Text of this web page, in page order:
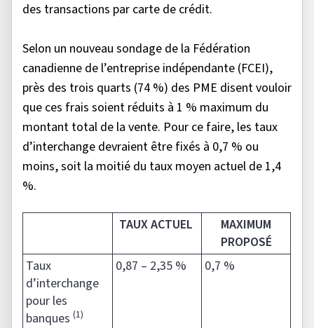
des transactions par carte de crédit.
Selon un nouveau sondage de la Fédération
canadienne de l’entreprise indépendante (FCEI),
près des trois quarts (74 %) des PME disent vouloir
que ces frais soient réduits à 1 % maximum du
montant total de la vente. Pour ce faire, les taux
d’interchange devraient être fixés à 0,7 % ou
moins, soit la moitié du taux moyen actuel de 1,4
%.
TAUX ACTUEL
MAXIMUM
PROPOSÉ
Taux
d’interchange
pour les
banques(1)
0,87 – 2,35 % 0,7 %